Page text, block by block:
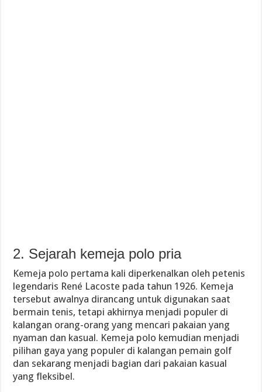
2. Sejarah kemeja polo pria
Kemeja polo pertama kali diperkenalkan oleh petenis
legendaris René Lacoste pada tahun 1926. Kemeja
tersebut awalnya dirancang untuk digunakan saat
bermain tenis, tetapi akhirnya menjadi populer di
kalangan orang-orang yang mencari pakaian yang
nyaman dan kasual. Kemeja polo kemudian menjadi
pilihan gaya yang populer di kalangan pemain golf
dan sekarang menjadi bagian dari pakaian kasual
yang fleksibel.